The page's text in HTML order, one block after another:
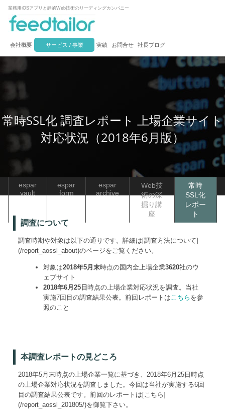
業務用iOSアプリと静的Web技術のリーディングカンパニー
社長ブログ
お問合せ
実績
サービス / 事業
会社概要
常時SSL化 調査レポート 上場企業サイト
対応状況（2018年6月版）
espar
vault
espar
form
espar
archive
Web技
術の深
掘り講
座
常時
SSL化
レポー
ト
調査について
調査時期や対象は以下の通りです。詳細は[調査方法について]
(/report_aossl_about)のページをご覧ください。
対象は2018年5月末時点の国内全上場企業3620社のウ
ェブサイト
2018年6月25日 時点の上場企業対応状況を調査。当社
実施7回目の調査結果公表。前回レポートはこちら を参
照のこと
本調査レポートの見どころ
2018年5月末時点の上場企業一覧に基づき、2018年6月25日時点
の上場企業対応状況を調査しました。今回は当社が実施する6回
目の調査結果公表です。前回のレポートは[こちら]
(/report_aossl_201805/)を御覧下さい。